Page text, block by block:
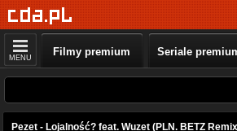
MENU Filmy premium Seriale
Pezet - Lojalność? feat. Wuzet (PLN. BETZ